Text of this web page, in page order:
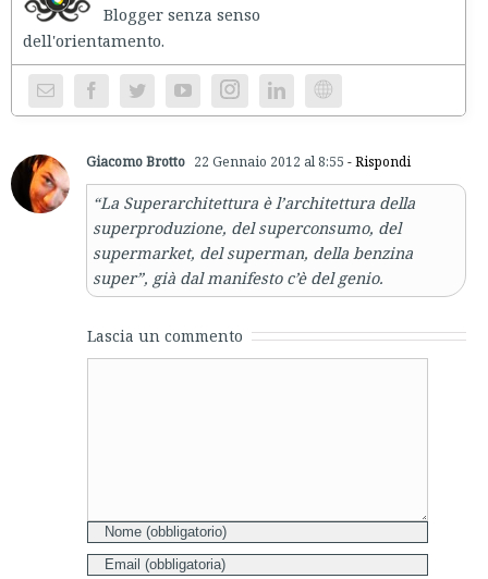
Blogger senza senso
Instagram Website
Giacomo Brotto 22 Gennaio 2012 al 8:55 - Rispondi
“La Superarchitettura è l’architettura della
superproduzione, del superconsumo, del
supermarket, del superman, della benzina
super”, già dal manifesto c’è del genio.
Lascia un commento